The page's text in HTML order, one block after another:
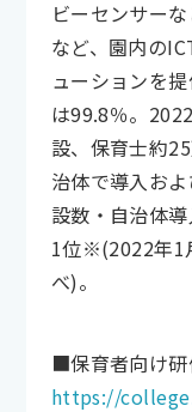
ビーセンサー
など、園内の
ューションを
は99.8％。
設、保育士約
治体で導入お
設数・自治体
1位※(2022年1
べ)。
■保育者向け
https://